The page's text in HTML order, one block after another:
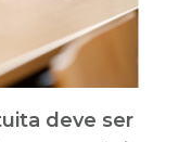
deve ser